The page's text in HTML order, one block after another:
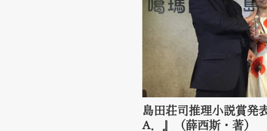
島田荘司推理小説賞発
A．』（薛西斯・著）